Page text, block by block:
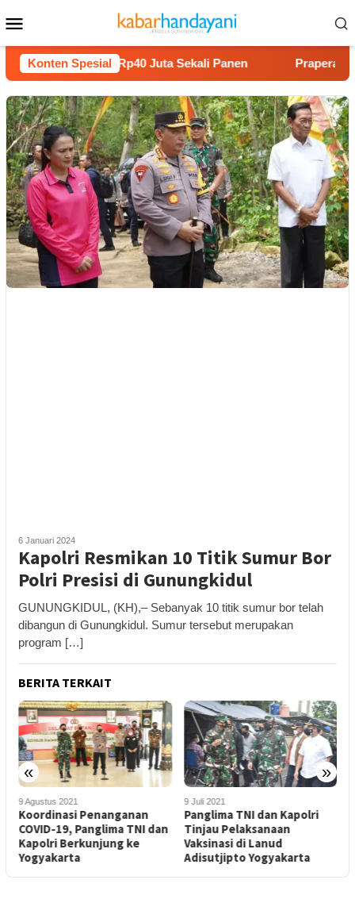
ke
kontenMobile
Konten Spesial
Untung Rp40 Juta Sekali Panen Praperadilan
6 Januari 2024
Kapolri Resmikan 10 Titik Sumur Bor
Polri Presisi di Gunungkidul
GUNUNGKIDUL, (KH),– Sebanyak 10 titik sumur bor telah
dibangun di Gunungkidul. Sumur tersebut merupakan
program […]
BERITA TERKAIT
« »
9 Agustus 2021
Koordinasi Penanganan
COVID-19, Panglima TNI dan
Kapolri Berkunjung ke
Yogyakarta
9 Juli 2021
Panglima TNI dan Kapolri
Tinjau Pelaksanaan
Vaksinasi di Lanud
Adisutjipto Yogyakarta